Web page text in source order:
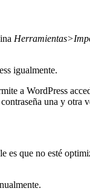
igualmente.
a WordPress
una y otra
es que no esté